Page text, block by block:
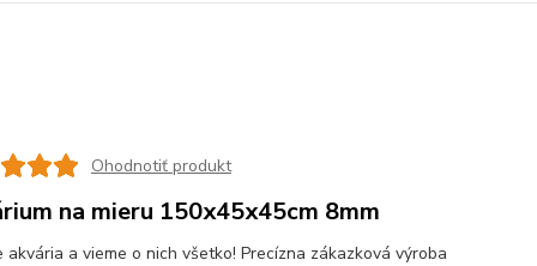
Ohodnotiť produkt
na mieru 150x45x45cm 8mm
akvária a vieme o nich všetko! Precízna zákazková výroba